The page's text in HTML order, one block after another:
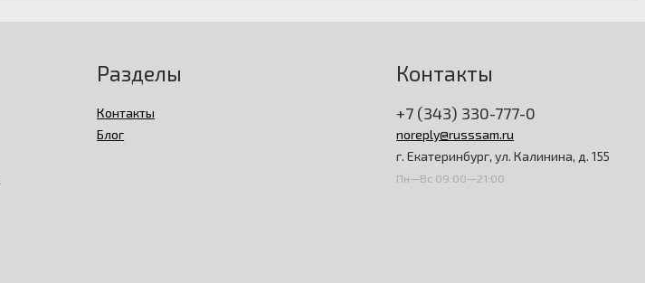
Разделы
Контакты
Блог
Контакты
+7 (343) 330-777-0
noreply@russsam.ru
г. Екатеринбург, ул. Калинина, д. 155
Пн—Вс 09:00—21:00